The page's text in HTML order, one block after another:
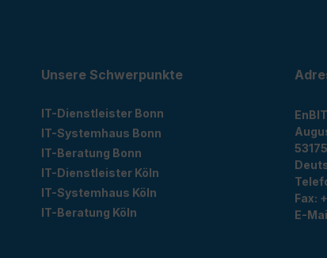
Unsere Schwerpunkte
IT-Dienstleister Bonn
IT-Systemhaus Bonn
IT-Beratung Bonn
IT-Dienstleister Köln
IT-Systemhaus Köln
IT-Beratung Köln
53175
Fax:
E-